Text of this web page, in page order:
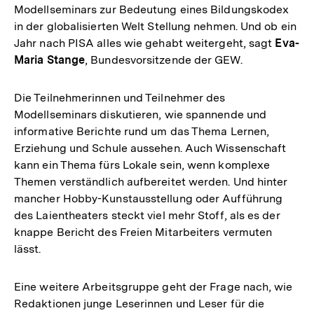
Modellseminars zur Bedeutung eines Bildungskodex
in der globalisierten Welt Stellung nehmen. Und ob ein
Jahr nach PISA alles wie gehabt weitergeht, sagt Eva-
Maria Stange, Bundesvorsitzende der GEW.
Die Teilnehmerinnen und Teilnehmer des
Modellseminars diskutieren, wie spannende und
informative Berichte rund um das Thema Lernen,
Erziehung und Schule aussehen. Auch Wissenschaft
kann ein Thema fürs Lokale sein, wenn komplexe
Themen verständlich aufbereitet werden. Und hinter
mancher Hobby-Kunstausstellung oder Aufführung
des Laientheaters steckt viel mehr Stoff, als es der
knappe Bericht des Freien Mitarbeiters vermuten
lässt.
Eine weitere Arbeitsgruppe geht der Frage nach, wie
Redaktionen junge Leserinnen und Leser für die